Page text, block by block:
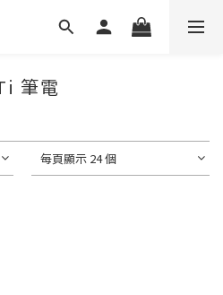
筆電
每頁顯示 24 個